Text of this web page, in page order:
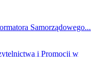
Samorządowego...